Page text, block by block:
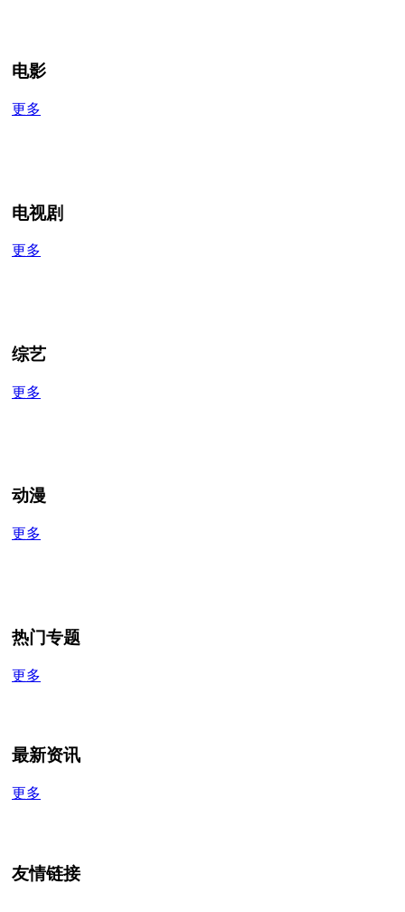
电影
更多
电视剧
更多
综艺
更多
动漫
更多
热门专题
更多
最新资讯
更多
友情链接